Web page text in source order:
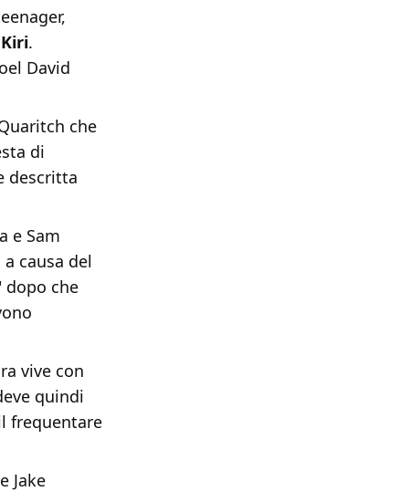
Kiri.
David
che
di
descritta
e Sam
causa del
dopo che
vive con
quindi
frequentare
Jake